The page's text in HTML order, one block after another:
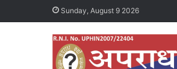
Sunday, August 9 2026